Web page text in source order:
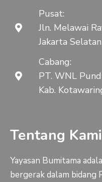
Pusat:
Jln. Melawai
Jakarta
Cabang:
PT. WNL
Kab.
Tentang Kami
Yayasan Bumitama
bergerak dalam bidang